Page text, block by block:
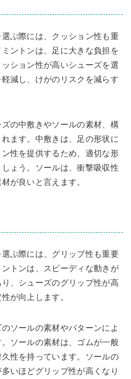
ぶ際には、クッション性も重
ントンは、足に大きな負担を
ション性が高いシューズを選
減し、けがのリスクを減らす
の中敷きやソールの素材、構
ます。中敷きは、足の形状に
性を提供するため、適切な形
ょう。ソールは、衝撃吸収性
が良いと言えます。
ぶ際には、グリップ性も重要
トンは、スピーディな動きが
、シューズのグリップ性が高
が向上します。
ソールの素材やパターンによ
ソールの素材は、ゴムが一般
性を持っています。ソールの
いほどグリップ性が高くなり